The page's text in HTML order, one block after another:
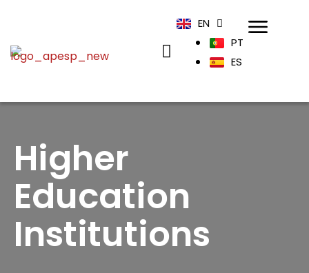
EN
PT
ES
Higher
Education
Institutions